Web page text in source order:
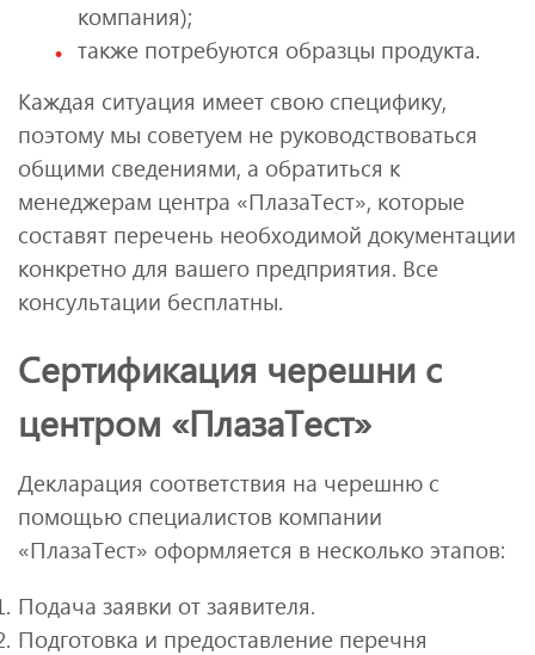
компания);
также потребуются образцы продукта.
Каждая ситуация имеет свою специфику,
поэтому мы советуем не руководствоваться
общими сведениями, а обратиться к
менеджерам центра «ПлазаТест», которые
составят перечень необходимой документации
конкретно для вашего предприятия. Все
консультации бесплатны.
Сертификация черешни с
центром «ПлазаТест»
Декларация соответствия на черешню с
помощью специалистов компании
«ПлазаТест» оформляется в несколько этапов:
Подача заявки от заявителя.
Подготовка и предоставление перечня